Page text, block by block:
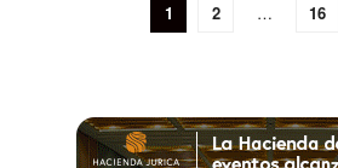
1 2 … 16